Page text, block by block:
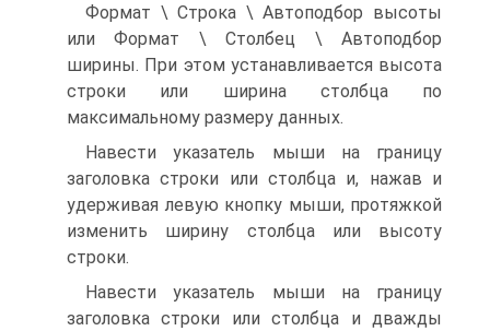
Формат \ Строка \ Автоподбор высоты
или Формат \ Столбец \ Автоподбор
ширины. При этом устанавливается высота
строки или ширина столбца по
максимальному размеру данных.
Навести указатель мыши на границу
заголовка строки или столбца и, нажав и
удерживая левую кнопку мыши, протяжкой
изменить ширину столбца или высоту
строки.
Навести указатель мыши на границу
заголовка строки или столбца и дважды